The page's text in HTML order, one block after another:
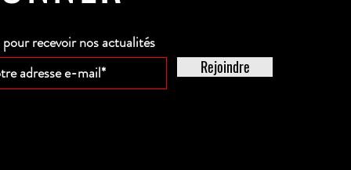
recevoir nos actualités
Rejoindre